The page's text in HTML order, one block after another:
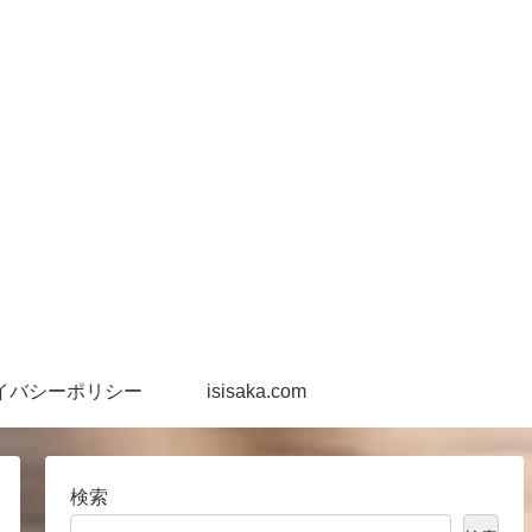
バシーポリシー isisaka.com
検索